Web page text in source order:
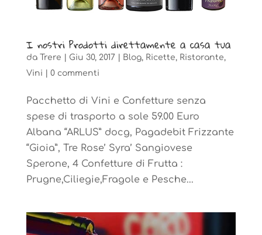
I nostri Prodotti direttamente a casa tua
da Trere Giu 30, 2017 Blog, Ricette, Ristorante,
Vini
0 commenti
Pacchetto di Vini e Confetture senza
spese di trasporto a sole 59.00 Euro
Albana “ARLUS” docg, Pagadebit Frizzante
“Gioia”, Tre Rose’ Syra’ Sangiovese
Sperone, 4 Confetture di Frutta :
Prugne,Ciliegie,Fragole e Pesche...